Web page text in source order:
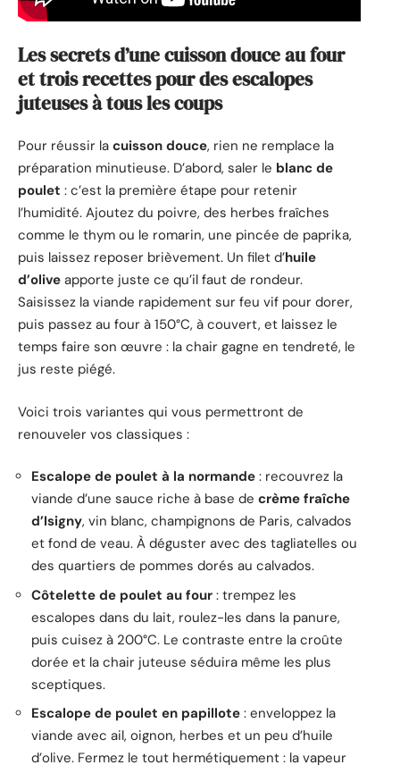
Les secrets d’une cuisson douce au four
et trois recettes pour des escalopes
juteuses à tous les coups
Pour réussir la cuisson douce, rien ne remplace la
préparation minutieuse. D’abord, saler le blanc de
poulet : c’est la première étape pour retenir
l’humidité. Ajoutez du poivre, des herbes fraîches
comme le thym ou le romarin, une pincée de paprika,
puis laissez reposer brièvement. Un filet d’huile
d’olive apporte juste ce qu’il faut de rondeur.
Saisissez la viande rapidement sur feu vif pour dorer,
puis passez au four à 150°C, à couvert, et laissez le
temps faire son œuvre : la chair gagne en tendreté, le
jus reste piégé.
Voici trois variantes qui vous permettront de
renouveler vos classiques :
Escalope de poulet à la normande : recouvrez la
viande d’une sauce riche à base de crème fraîche
d’Isigny, vin blanc, champignons de Paris, calvados
et fond de veau. À déguster avec des tagliatelles ou
des quartiers de pommes dorés au calvados.
Côtelette de poulet au four : trempez les
escalopes dans du lait, roulez-les dans la panure,
puis cuisez à 200°C. Le contraste entre la croûte
dorée et la chair juteuse séduira même les plus
sceptiques.
Escalope de poulet en papillote : enveloppez la
viande avec ail, oignon, herbes et un peu d’huile
d’olive. Fermez le tout hermétiquement : la vapeur